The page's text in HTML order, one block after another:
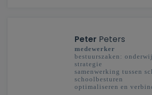
Peter Peters
medewerker
bestuurszaken:
strategie
samenwerking tussen
schoolbesturen
optimaliseren en